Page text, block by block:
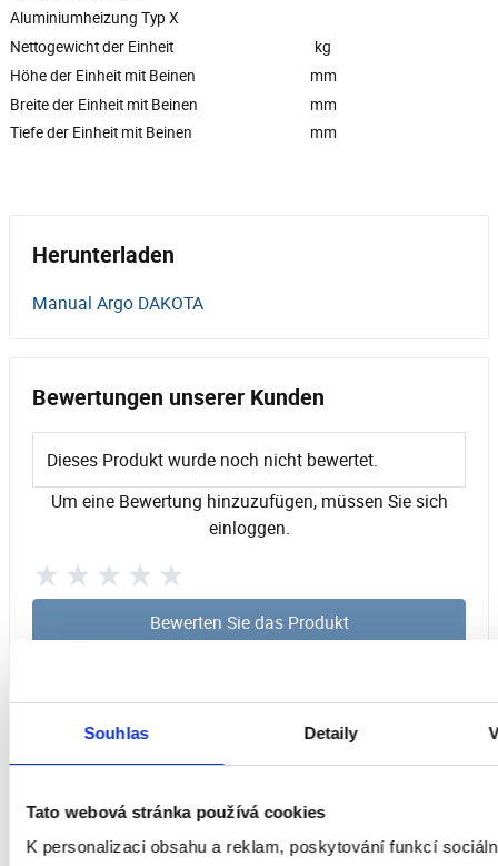
Souhlas Detaily
Tato webová stránka používá cookies
K personalizaci obsahu a reklam, poskytování funkcí
Aluminiumheizung Typ X
Nettogewicht der Einheit
kg
Höhe der Einheit mit Beinen
mm
Breite der Einheit mit Beinen
mm
Tiefe der Einheit mit Beinen
mm
Herunterladen
Manual Argo DAKOTA
Bewertungen unserer Kunden
Dieses Produkt wurde noch nicht bewertet.
Um eine Bewertung hinzuzufügen, müssen Sie sich
einloggen.
Bewerten Sie das Produkt